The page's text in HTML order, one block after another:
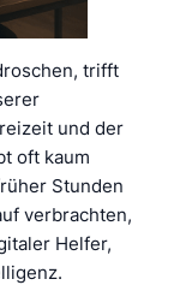
trifft
und der
oft kaum
Stunden
verbrachten,
Helfer,